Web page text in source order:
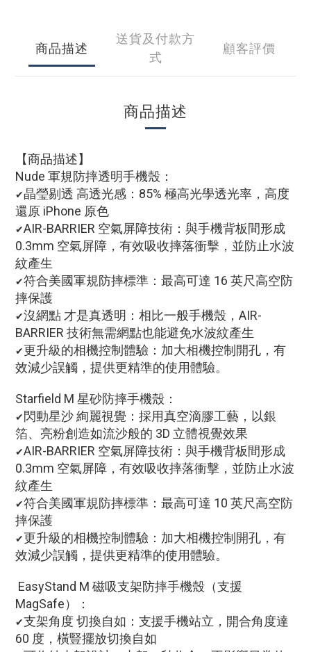
商品描述
送貨及付款方
式
顧客評價
商品描述
【商品描述】
Nude 軍規防摔透明手機殼：
✔晶瑩剔透 高透光感：85% 極高光學透光率，高度
還原 iPhone 原色
✔AIR-BARRIER 空氣屏障技術：與手機背板間形成
0.3mm 空氣屏障，有效吸收摔落衝擊，並防止水波
紋產生
✔符合美國軍規防摔標準：最高可達 16 英尺高空防
摔保護
✔沒網點 才是真透明：相比一般手機殼，AIR-
BARRIER 技術無需網點也能避免水波紋產生
✔更升級的相機控制體驗：加大相機控制開孔，有
效減少誤觸，提供更精準的使用體驗。
Starfield M 星砂防摔手機殼 ：
✔ 閃動星沙 絢麗視覺：採用真空滴膠工藝，以銀
箔、亮粉創造如流沙般的 3D 立體視覺效果
✔AIR-BARRIER 空氣屏障技術：與手機背板間形成
0.3mm 空氣屏障，有效吸收摔落衝擊，並防止水波
紋產生
✔符合美國軍規防摔標準：最高可達 10 英尺高空防
摔保護
✔更升級的相機控制體驗：加大相機控制開孔，有
效減少誤觸，提供更精準的使用體驗。
EasyStand M 磁吸支架防摔手機殼（支援
MagSafe）
：
✔支架角度 切換自如：支援手機站立，開合角度達
60 度，橫豎擺放切換自如